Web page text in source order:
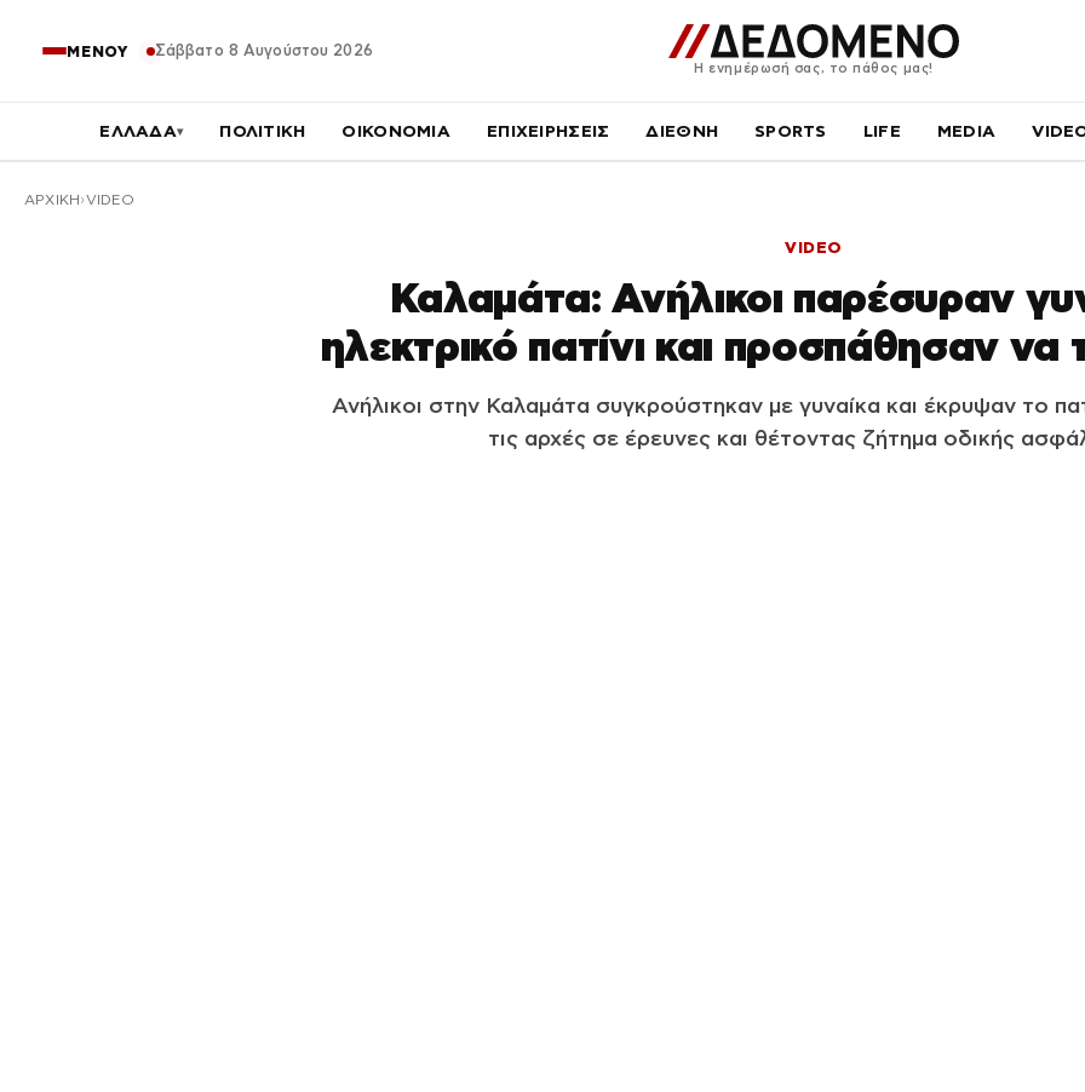
ΜΕΝΟΥ Σάββατο 8 Αυγούστου 2026
Η ενημέρωσή σας, το πάθος μας!
ΕΛΛΑΔΑ▾ ΠΟΛΙΤΙΚΗ ΟΙΚΟΝΟΜΙΑ ΕΠΙΧΕΙΡΗΣΕΙΣ ΔΙΕΘΝΗ SPORTS LIFE MEDIA
ΑΡΧΙΚΉ VIDEO
VIDEO
Καλαμάτα: Ανήλικοι παρέσυραν
ηλεκτρικό πατίνι και προσπάθησαν
Ανήλικοι στην Καλαμάτα συγκρούστηκαν με γυναίκα και έκρυψαν το
τις αρχές σε έρευνες και θέτοντας ζήτημα οδικής